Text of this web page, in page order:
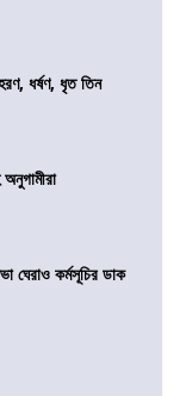
ধর্ষণ, ধৃত তিন
ঘেরাও কর্মসূচির ডাক